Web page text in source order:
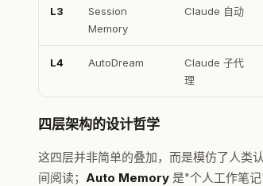
L3
Session
Memory
Claude 自动
L4 AutoDream
Claude 子代
理
四层架构的设计哲学
这四层并非简单的叠加，而是模仿了人类
间阅读； Auto Memory 是"个人工作笔